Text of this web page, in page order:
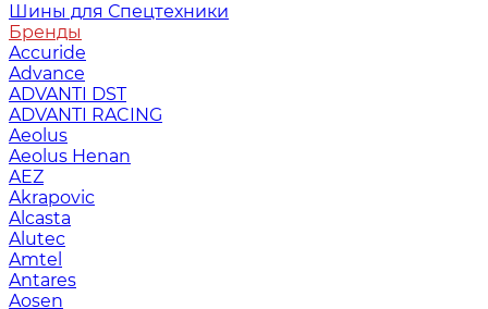
Шины для Спецтехники
Бренды
Accuride
Advance
ADVANTI DST
ADVANTI RACING
Aeolus
Aeolus Henan
AEZ
Akrapovic
Alcasta
Alutec
Amtel
Antares
Aosen